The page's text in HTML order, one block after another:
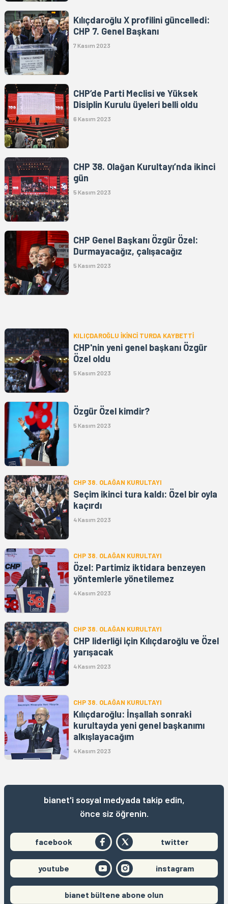
Kılıçdaroğlu X profilini güncelledi:
CHP 7. Genel Başkanı
7 Kasım 2023
CHP’de Parti Meclisi ve Yüksek
Disiplin Kurulu üyeleri belli oldu
6 Kasım 2023
CHP 38. Olağan Kurultayı’nda ikinci
gün
5 Kasım 2023
CHP Genel Başkanı Özgür Özel:
Durmayacağız, çalışacağız
5 Kasım 2023
KILIÇDAROĞLU İKİNCİ TURDA KAYBETTİ
CHP'nin yeni genel başkanı Özgür
Özel oldu
5 Kasım 2023
Özgür Özel kimdir?
5 Kasım 2023
CHP 38. OLAĞAN KURULTAYI
Seçim ikinci tura kaldı: Özel bir oyla
kaçırdı
4 Kasım 2023
CHP 38. OLAĞAN KURULTAYI
Özel: Partimiz iktidara benzeyen
yöntemlerle yönetilemez
4 Kasım 2023
CHP 38. OLAĞAN KURULTAYI
CHP liderliği için Kılıçdaroğlu ve Özel
yarışacak
4 Kasım 2023
CHP 38. OLAĞAN KURULTAYI
Kılıçdaroğlu: İnşallah sonraki
kurultayda yeni genel başkanımı
alkışlayacağım
4 Kasım 2023
bianet'i sosyal medyada takip edin,
önce siz öğrenin.
facebook twitter
youtube instagram
bianet bültene abone olun